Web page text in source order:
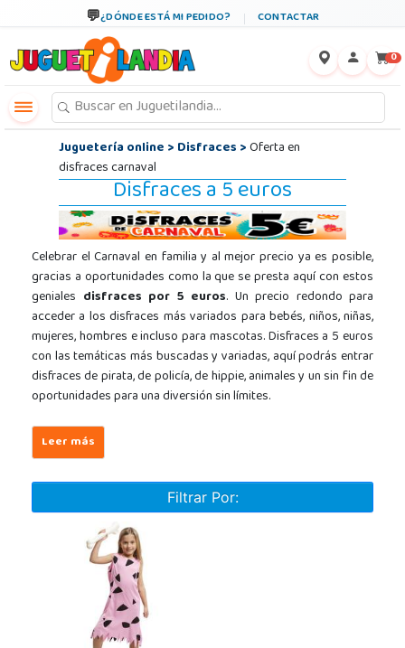
¿DÓNDE ESTÁ MI PEDIDO? CONTACTAR
0
Juguetería online>Disfraces>Oferta en
disfraces carnaval
Disfraces a 5 euros
Celebrar el Carnaval en familia y al mejor precio ya es posible,
gracias a oportunidades como la que se presta aquí con estos
geniales disfraces por 5 euros. Un precio redondo para
acceder a los disfraces más variados para bebés, niños, niñas,
mujeres, hombres e incluso para mascotas. Disfraces a 5 euros
con las temáticas más buscadas y variadas, aquí podrás entrar
disfraces de pirata, de policía, de hippie, animales y un sin fin de
oportunidades para una diversión sin límites.
Filtrar Por: